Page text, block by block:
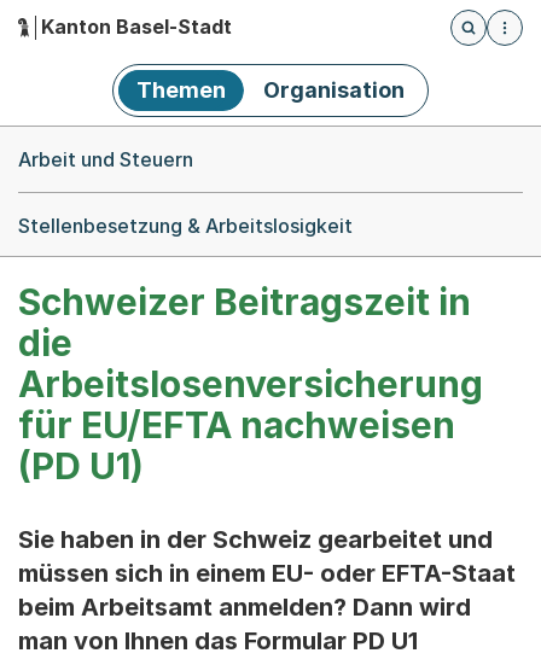
Hauptnavigation
Kanton Basel-Stadt
Öffnet
Themen Organisation
Arbeit und Steuern
Stellenbesetzung & Arbeitslosigkeit
Schweizer Beitragszeit in
die
Arbeitslosenversicherung
für EU/EFTA nachweisen
(PD U1)
Sie haben in der Schweiz gearbeitet und
müssen sich in einem EU- oder EFTA-Staat
beim Arbeitsamt anmelden? Dann wird
man von Ihnen das Formular PD U1